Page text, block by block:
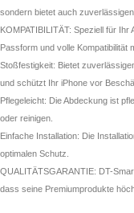
sondern bietet auch zuverlässigen
KOMPATIBILITÄT: Speziell für
Passform und volle Kompatibilität
Stoßfestigkeit: Bietet
und schützt Ihr iPhone vor
Pflegeleicht: Die Abdeckung ist
oder reinigen.
Einfache Installation: Die
optimalen Schutz.
QUALITÄTSGARANTIE: DT-
dass seine Premiumprodukte